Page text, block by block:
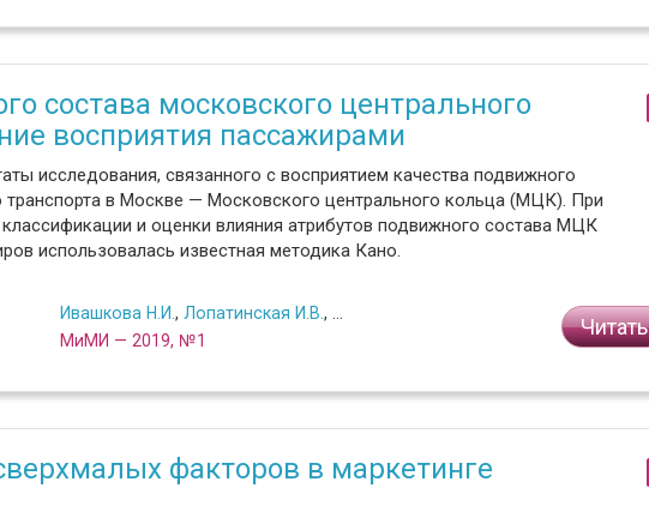
состава московского центрального
восприятия пассажирами
исследования, связанного с восприятием качества подвижного
транспорта в Москве — Московского центрального кольца (МЦК). При
и оценки влияния атрибутов подвижного состава МЦК
использовалась известная методика Кано.
Ивашкова Н.И. , Лопатинская И.В. ,
МиМИ — 2019, №1
Читать
факторов в маркетинге